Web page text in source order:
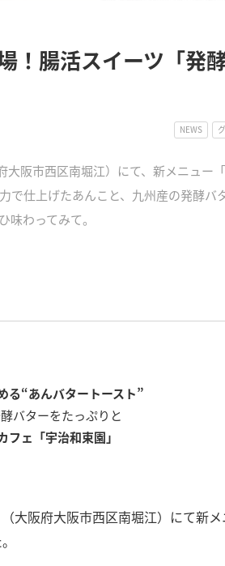
！腸活スイーツ「発
NEWS
阪市西区南堀江）にて、新メニュー
で仕上げたあんこと、九州産の発酵バ
わってみて。
る“あんバタートースト”
バターをたっぷりと
ェ「宇治和束園」
大阪府大阪市西区南堀江）にて新